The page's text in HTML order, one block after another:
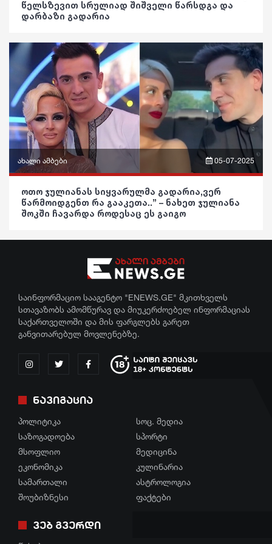
მედიცინა
ასტროლოგია
ფაქტები
სოც. მედია
სპორტი
მსოფლიო
ეკონომიკა
სამართალი
რჩევები
ინტერვიუ
შოუბიზნესი
მედიცინა
კულინარია
ვიდეო
საზოგადოება
განათლება
ჯანდაცვა
კულტურა
გართობა
სოც. მედია
სამართალი
რჩევები
მედიცინა
კულინარია
ასტროლოგია
ფაქტები
წელსზევით სრულიად შიშველი წარსდგა და
დარბაზი გადარია
ახალი ამბები
ვიდეო
ჯანდაცვა
კულტურა
სოც. მედია
სპორტი
მსოფლიო
სამართალი
რჩევები
05-07-2025
ოთო ჯულიანას სიყვარულმა გადარია,ვერ
წარმოიდგენთ რა გააკეთა..” – ნახეთ ჯულიანა
შოკში ჩავარდა როდესაც ეს გაიგო
საინფორმაციო სააგენტო "ENEWS.GE" მკითხველს
სთავაზობს ამომწურავ და მიუკერძოებელ ინფორმაციას
საქართველოში და მის ფარგლებს გარეთ
განვითარებულ მოვლენებზე.
ნავიგაცია
პოლიტიკა
საზოგადოება
მსოფლიო
ეკონომიკა
სამართალი
შოუბიზნესი
სოც. მედია
სპორტი
მედიცინა
კულინარია
ასტროლოგია
ფაქტები
ვებ გვერდი